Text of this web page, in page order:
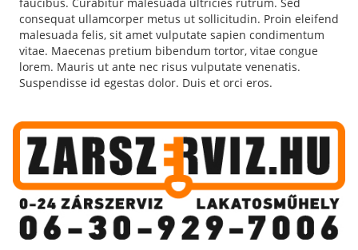
faucibus. Curabitur malesuada ultricies rutrum. Sed
consequat ullamcorper metus ut sollicitudin. Proin eleifend
malesuada felis, sit amet vulputate sapien condimentum
vitae. Maecenas pretium bibendum tortor, vitae congue
lorem. Mauris ut ante nec risus vulputate venenatis.
Suspendisse id egestas dolor. Duis et orci eros.